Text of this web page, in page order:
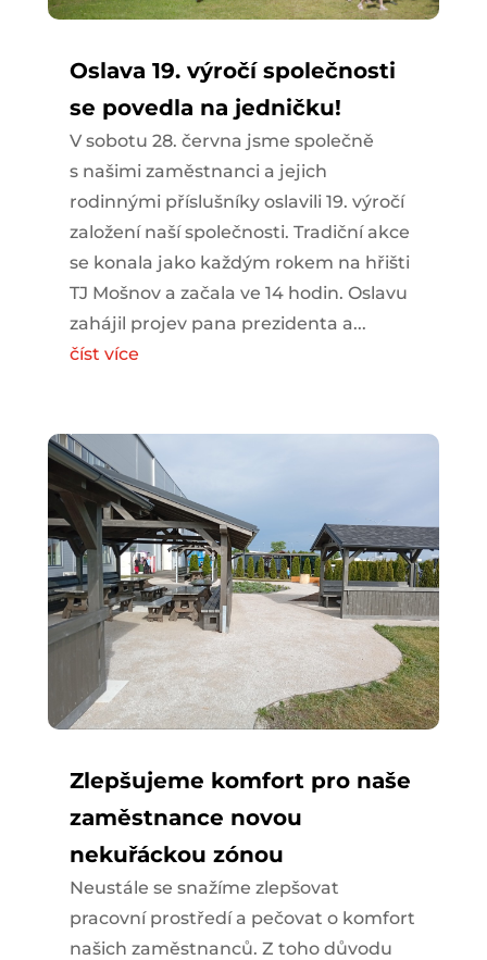
Oslava 19. výročí společnosti
se povedla na jedničku!
V sobotu 28. června jsme společně
s našimi zaměstnanci a jejich
rodinnými příslušníky oslavili 19. výročí
založení naší společnosti. Tradiční akce
se konala jako každým rokem na hřišti
TJ Mošnov a začala ve 14 hodin. Oslavu
zahájil projev pana prezidenta a...
číst více
Zlepšujeme komfort pro naše
zaměstnance novou
nekuřáckou zónou
Neustále se snažíme zlepšovat
pracovní prostředí a pečovat o komfort
našich zaměstnanců. Z toho důvodu